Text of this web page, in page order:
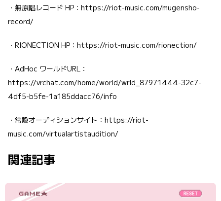
・無原唱レコード HP： https://riot-music.com/mugensho-
record/
・RIONECTION HP： https://riot-music.com/rionection/
・AdHoc ワールドURL：
https://vrchat.com/home/world/wrld_87971444-32c7-
4df5-b5fe-1a185ddacc76/info
・常設オーディションサイト： https://riot-
music.com/virtualartistaudition/
関連記事